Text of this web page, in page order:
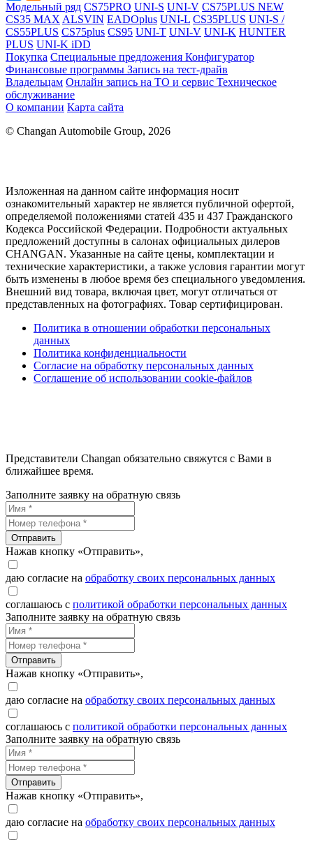
Модельный ряд CS75PRO UNI-S UNI-V CS75PLUS NEW
CS35 MAX ALSVIN EADOplus UNI-L CS35PLUS UNI-S /
CS55PLUS CS75plus CS95 UNI-T UNI-V UNI-K HUNTER
PLUS UNI-K iDD
Покупка Специальные предложения Конфигуратор
Финансовые программы Запись на тест-драйв
Владельцам Онлайн запись на ТО и сервис Техническое
обслуживание
О компании Карта сайта
© Changan Automobile Group, 2026
Изложенная на данном сайте информация носит
ознакомительный характер не является публичной офертой,
определяемой положениями статей 435 и 437 Гражданского
Кодекса Российской Федерации. Подробности актуальных
предложений доступны в салонах официальных дилеров
CHANGAN. Указанные на сайте цены, комплектации и
технические характеристики, а также условия гарантии могут
быть изменены в любое время без специального уведомления.
Внешний вид товара, включая цвет, могут отличаться от
представленных на фотографиях. Товар сертифицирован.
Политика в отношении обработки персональных
данных
Политика конфиденциальности
Согласие на обработку персональных данных
Соглашение об использовании cookie-файлов
Представители Changan обязательно свяжутся с Вами в
ближайшее время.
Заполните заявку на обратную связь
Отправить
Нажав кнопку «Отправить»,
даю согласие на обработку своих персональных данных
соглашаюсь с политикой обработки персональных данных
Заполните заявку на обратную связь
Отправить
Нажав кнопку «Отправить»,
даю согласие на обработку своих персональных данных
соглашаюсь с политикой обработки персональных данных
Заполните заявку на обратную связь
Отправить
Нажав кнопку «Отправить»,
даю согласие на обработку своих персональных данных